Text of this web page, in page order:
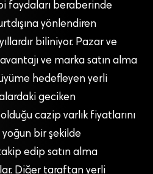
faydaları beraberinde
yönlendiren
biliniyor. Pazar ve
ve marka satın alma
hedefleyen yerli
geciken
cazip varlık fiyatlarını
bir şekilde
edip satın alma
Diğer taraftan yerli